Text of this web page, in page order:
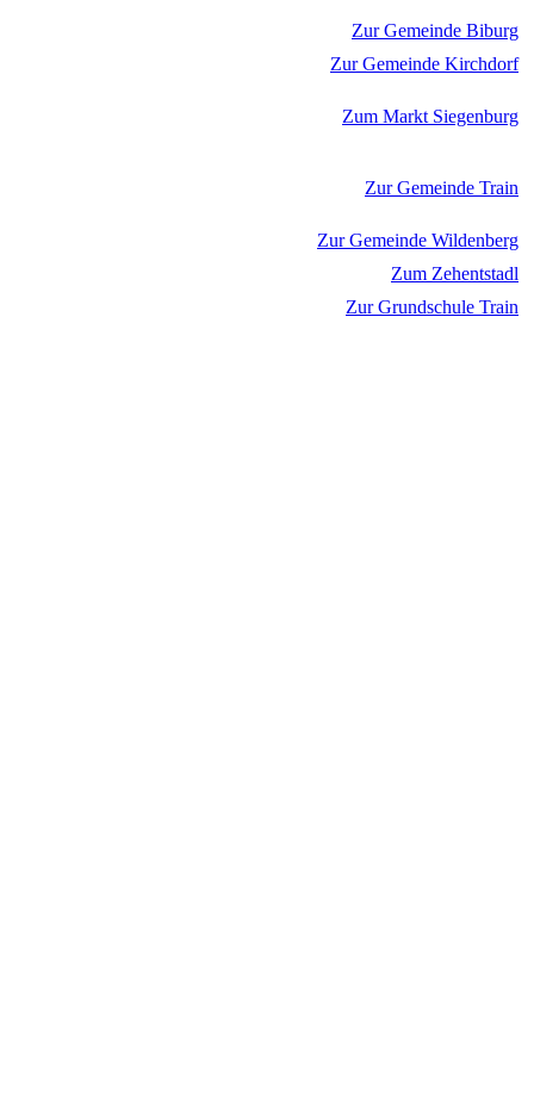
Zur Gemeinde Biburg
Zur Gemeinde Kirchdorf
Zum Markt Siegenburg
Zur Gemeinde Train
Zur Gemeinde Wildenberg
Zum Zehentstadl
Zur Grundschule Train